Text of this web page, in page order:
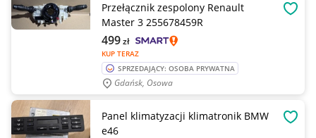
Przełącznik zespolony Renault
Master 3 255678459R
KUP TERAZ
499zł
SPRZEDAJĄCY: OSOBA PRYWATNA
Gdańsk, Osowa
Panel klimatyzacji klimatronik BMW
e46